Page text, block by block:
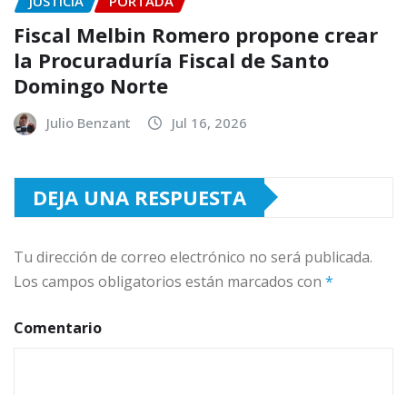
Fiscal Melbin Romero propone crear
la Procuraduría Fiscal de Santo
Domingo Norte
Julio Benzant Jul 16, 2026
DEJA UNA RESPUESTA
Tu dirección de correo electrónico no será publicada.
Los campos obligatorios están marcados con *
Comentario